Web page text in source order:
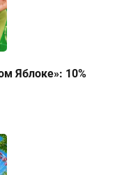
Яблоке»: 10%